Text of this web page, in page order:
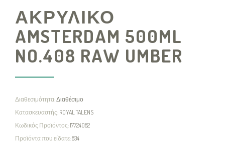
ΑΚΡΥΛΙΚΟ
AMSTERDAM 500ML
NO.408 RAW UMBER
Διαθεσιμότητα:Διαθέσιμο
Κατασκευαστής: ROYAL TALENS
Κωδικός Προϊόντος:17724082
Προϊόντα που είδατε:834